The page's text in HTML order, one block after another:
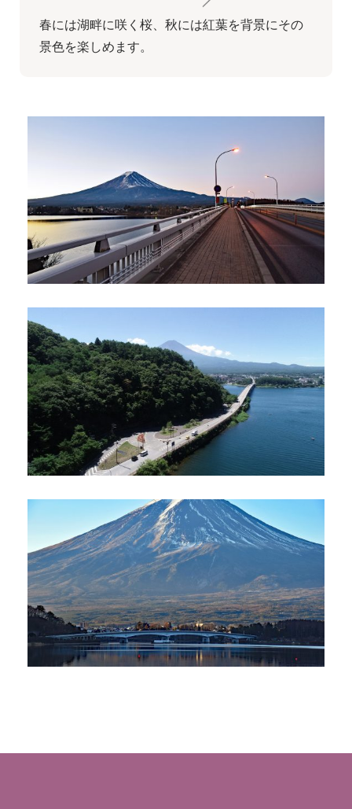
春には湖畔に咲く桜、秋には紅葉を背景にその
景色を楽しめます。